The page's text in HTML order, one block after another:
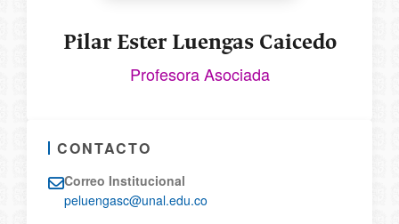
Pilar Ester Luengas Caicedo
Profesora Asociada
CONTACTO
Correo Institucional
peluengasc@unal.edu.co